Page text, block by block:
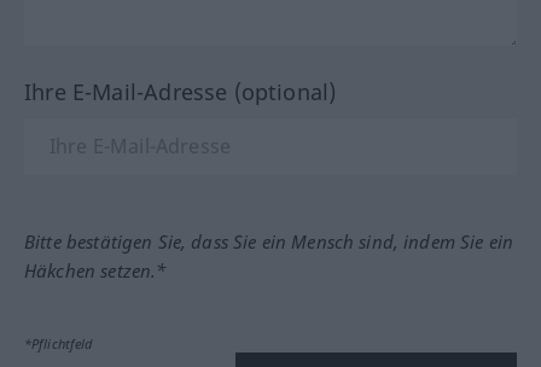
Ihre E-Mail-Adresse (optional)
Bitte bestätigen Sie, dass Sie ein Mensch sind, indem Sie ein
Häkchen setzen.*
*Pflichtfeld